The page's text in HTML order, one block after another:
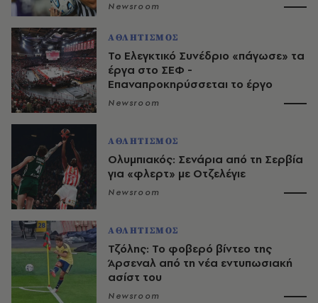
Newsroom
ΑΘΛΗΤΙΣΜΟΣ
Το Ελεγκτικό Συνέδριο «πάγωσε» τα
έργα στο ΣΕΦ -
Επαναπροκηρύσσεται το έργο
Newsroom
ΑΘΛΗΤΙΣΜΟΣ
Ολυμπιακός: Σενάρια από τη Σερβία
για «φλερτ» με Οτζελέγιε
Newsroom
ΑΘΛΗΤΙΣΜΟΣ
Τζόλης: Το φοβερό βίντεο της
Άρσεναλ από τη νέα εντυπωσιακή
ασίστ του
Newsroom